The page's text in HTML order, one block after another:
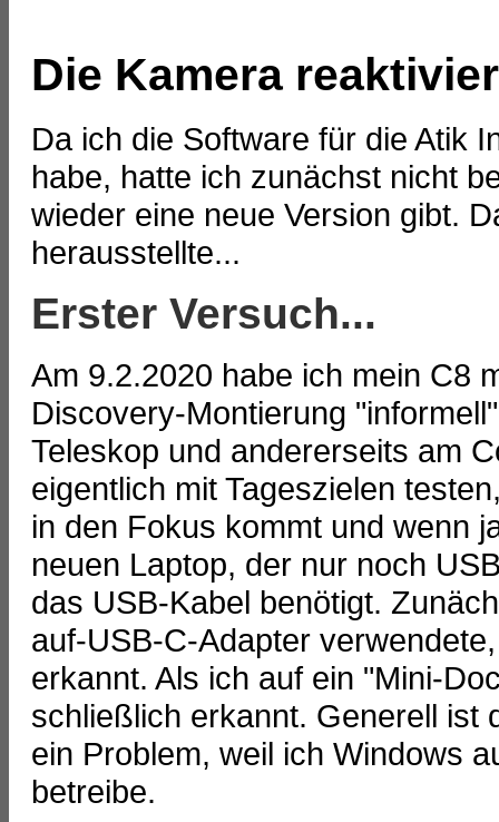
Die Kamera
Da ich die Software für die Atik
habe, hatte ich zunächst nicht
wieder eine neue Version gibt.
herausstellte...
Erster Versuch...
Am 9.2.2020 habe ich mein C8
Discovery-Montierung
Teleskop und andererseits am
eigentlich mit Tageszielen
in den Fokus kommt und wenn
neuen Laptop, der nur noch
das USB-Kabel benötigt.
auf-USB-C-Adapter
erkannt. Als ich auf ein "Mini-
schließlich erkannt. Generell ist
ein Problem, weil ich Windows
betreibe.